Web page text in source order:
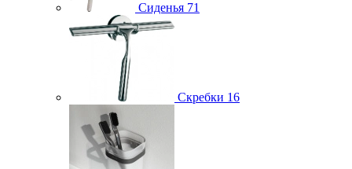
Сиденья 71
Скребки 16